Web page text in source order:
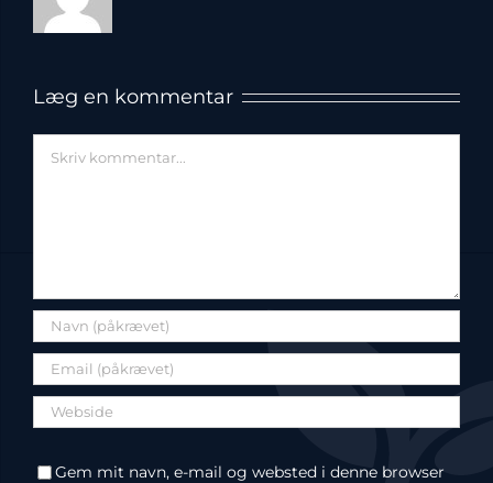
Læg en kommentar
Gem mit navn, e-mail og websted i denne browser